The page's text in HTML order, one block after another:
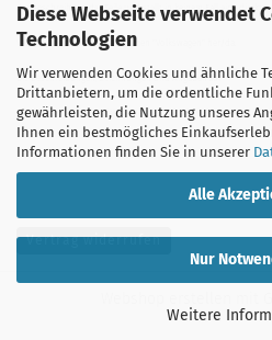
Diese Webseite verwendet
Technologien
Wir verwenden Cookies und ähnliche
Drittanbietern, um die ordentliche
gewährleisten, die Nutzung unseres
Ihnen ein bestmögliches
Informationen finden Sie in unserer
Alle
Nur
Weitere
der Beschreibung der Teile und stellt in keinem Fall eine direkte
Verbindung zu dem Unternehmen "Volkswagen" her/da.
Die Beschreibungen, Zeichnungen und Angaben zur
Verwendung sind sorgfältig überprüft worden.
Vertrag widerrufen